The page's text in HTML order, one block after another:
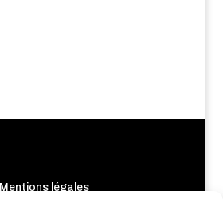
Mentions légales